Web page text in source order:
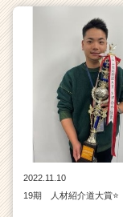
2022.11.10
19期 人材紹介道大賞⭐